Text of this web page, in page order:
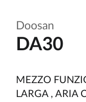
Doosan
DA30
MEZZO
LARGA , ARIA